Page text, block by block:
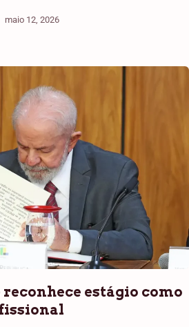
maio 12, 2026
estágio como